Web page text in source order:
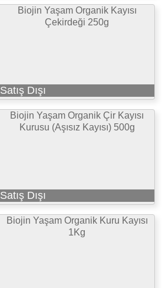
Biojin Yaşam Organik Kayısı
Çekirdeği 250g
Satış Dışı
Biojin Yaşam Organik Çir Kayısı
Kurusu (Aşısız Kayısı) 500g
Satış Dışı
Biojin Yaşam Organik Kuru Kayısı
1Kg